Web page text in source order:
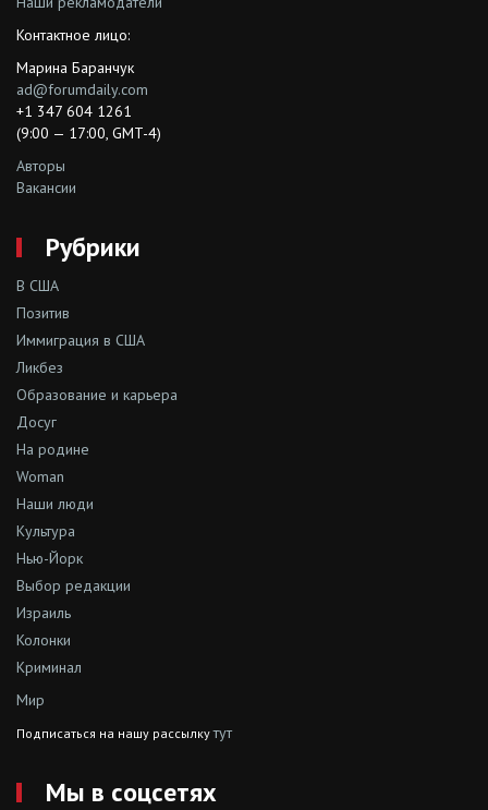
Контактное лицо:
Марина Баранчук
ad@forumdaily.com
+1 347 604 1261
(9:00 — 17:00, GMT-4)
Авторы
Вакансии
Рубрики
В США
Позитив
Иммиграция в США
Ликбез
Образование и карьера
Досуг
На родине
Woman
Наши люди
Культура
Нью-Йорк
Выбор редакции
Израиль
Колонки
Криминал
Мир
Подписаться на нашу рассылкутут
Мы в соцсетях